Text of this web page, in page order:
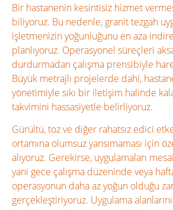
Bir hastanenin kesintisiz hizmet
biliyoruz. Bu nedenle, granit tezgah
işletmenizin yoğunluğunu en aza
planlıyoruz. Operasyonel süreçleri
durdurmadan çalışma prensibiyle
Büyük metrajlı projelerde dahi,
yönetimiyle sıkı bir iletişim halinde
takvimini hassasiyetle belirliyoruz.
Gürültü, toz ve diğer rahatsız edici
ortamına olumsuz yansımaması için
alıyoruz. Gerekirse, uygulamaları
yani gece çalışma düzeninde veya
operasyonun daha az yoğun olduğu
gerçekleştiriyoruz. Uygulama